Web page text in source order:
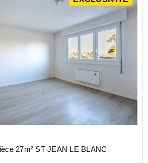
27m² ST JEAN LE BLANC